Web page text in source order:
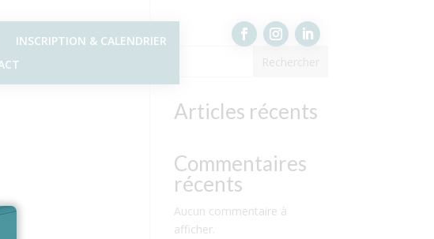
INSCRIPTION & CALENDRIER
Rechercher
Articles récents
Commentaires
récents
Aucun commentaire à
afficher.